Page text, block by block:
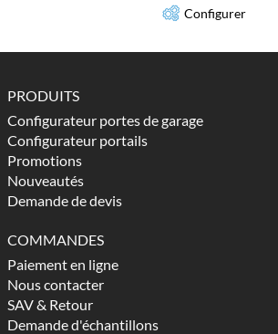
Configurer
PRODUITS
Configurateur portes de garage
Configurateur portails
Promotions
Nouveautés
Demande de devis
COMMANDES
Paiement en ligne
Nous contacter
SAV & Retour
Demande d'échantillons